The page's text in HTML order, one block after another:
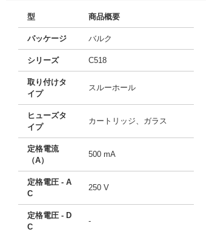
型 商品概要
パッケージ バルク
シリーズ C518
取り付けタ
イプ
スルーホール
ヒューズタ
イプ
カートリッジ、ガラス
定格電流
（A）
500 mA
定格電圧 - A
C
250 V
定格電圧 - D
C
-